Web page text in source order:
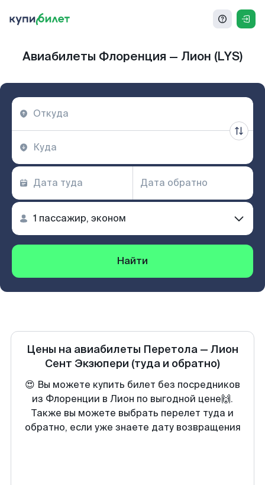
Авиабилеты Флоренция — Лион (LYS)
Найти
Цены на авиабилеты Перетола — Лион
Сент Экзюпери (туда и обратно)
😍 Вы можете купить билет без посредников
из Флоренции в Лион по выгодной цене🙌.
Также вы можете выбрать перелет туда и
обратно, если уже знаете дату возвращения